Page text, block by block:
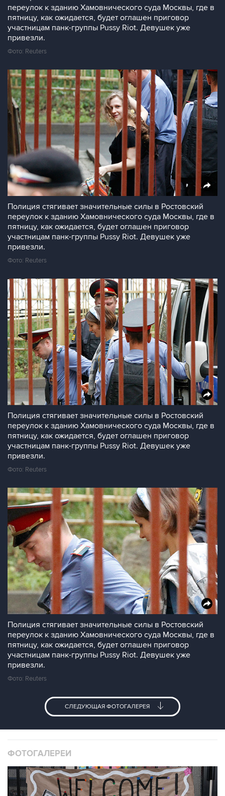
переулок к зданию Хамовнического суда Москвы, где в
пятницу, как ожидается, будет оглашен приговор
участницам панк-группы Pussy Riot. Девушек уже
привезли.
Фото: Reuters
Полиция стягивает значительные силы в Ростовский
переулок к зданию Хамовнического суда Москвы, где в
пятницу, как ожидается, будет оглашен приговор
участницам панк-группы Pussy Riot. Девушек уже
привезли.
Фото: Reuters
Полиция стягивает значительные силы в Ростовский
переулок к зданию Хамовнического суда Москвы, где в
пятницу, как ожидается, будет оглашен приговор
участницам панк-группы Pussy Riot. Девушек уже
привезли.
Фото: Reuters
Полиция стягивает значительные силы в Ростовский
переулок к зданию Хамовнического суда Москвы, где в
пятницу, как ожидается, будет оглашен приговор
участницам панк-группы Pussy Riot. Девушек уже
привезли.
Фото: Reuters
СЛЕДУЮЩАЯ ФОТОГАЛЕРЕЯ
ФОТОГАЛЕРЕИ